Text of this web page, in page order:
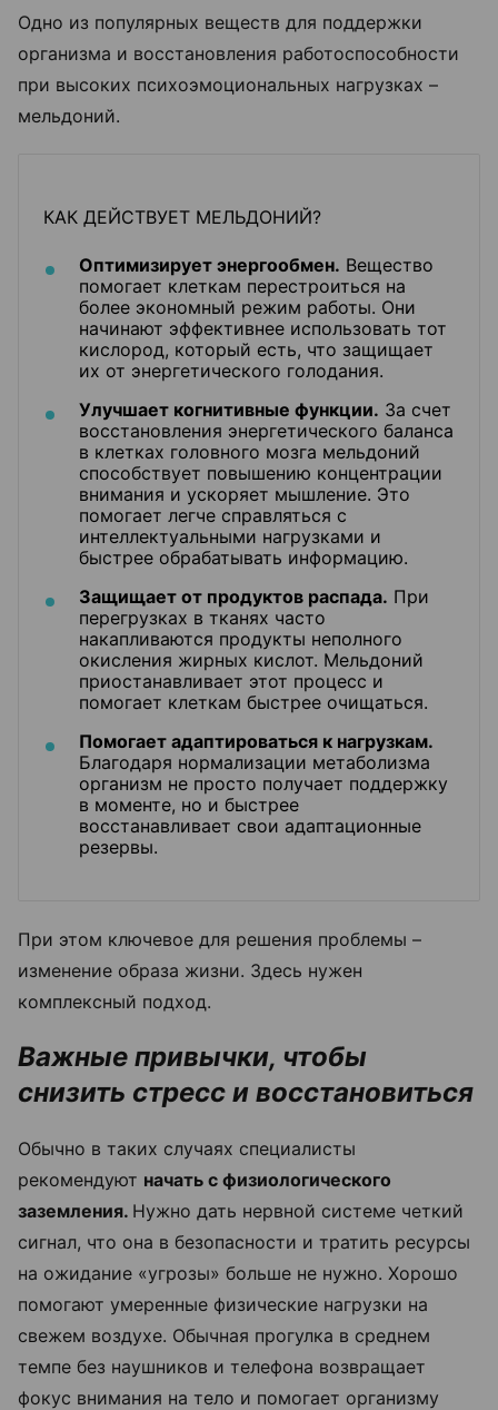
Одно из популярных веществ для поддержки
организма и восстановления работоспособности
при высоких психоэмоциональных нагрузках –
мельдоний.
КАК ДЕЙСТВУЕТ МЕЛЬДОНИЙ?
Оптимизирует энергообмен. Вещество
помогает клеткам перестроиться на
более экономный режим работы. Они
начинают эффективнее использовать тот
кислород, который есть, что защищает
их от энергетического голодания.
Улучшает когнитивные функции. За счет
восстановления энергетического баланса
в клетках головного мозга мельдоний
способствует повышению концентрации
внимания и ускоряет мышление. Это
помогает легче справляться с
интеллектуальными нагрузками и
быстрее обрабатывать информацию.
Защищает от продуктов распада. При
перегрузках в тканях часто
накапливаются продукты неполного
окисления жирных кислот. Мельдоний
приостанавливает этот процесс и
помогает клеткам быстрее очищаться.
Помогает адаптироваться к нагрузкам.
Благодаря нормализации метаболизма
организм не просто получает поддержку
в моменте, но и быстрее
восстанавливает свои адаптационные
резервы.
При этом ключевое для решения проблемы –
изменение образа жизни. Здесь нужен
комплексный подход.
Важные привычки, чтобы
снизить стресс и восстановиться
Обычно в таких случаях специалисты
рекомендуют начать с физиологического
заземления. Нужно дать нервной системе четкий
сигнал, что она в безопасности и тратить ресурсы
на ожидание «угрозы» больше не нужно. Хорошо
помогают умеренные физические нагрузки на
свежем воздухе. Обычная прогулка в среднем
темпе без наушников и телефона возвращает
фокус внимания на тело и помогает организму